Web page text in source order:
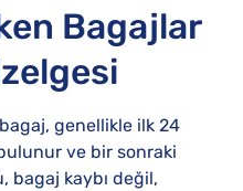
Bagajlar
genellikle ilk 24
ve bir sonraki
bagaj kaybı değil,